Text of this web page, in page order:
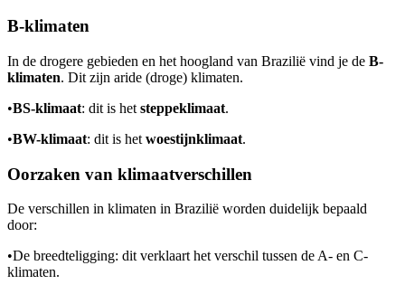
B-klimaten
In de drogere gebieden en het hoogland van Brazilië vind je de B-
klimaten. Dit zijn aride (droge) klimaten.
•BS-klimaat: dit is het steppeklimaat.
•BW-klimaat: dit is het woestijnklimaat.
Oorzaken van klimaatverschillen
De verschillen in klimaten in Brazilië worden duidelijk bepaald
door:
•De breedteligging: dit verklaart het verschil tussen de A- en C-
klimaten.